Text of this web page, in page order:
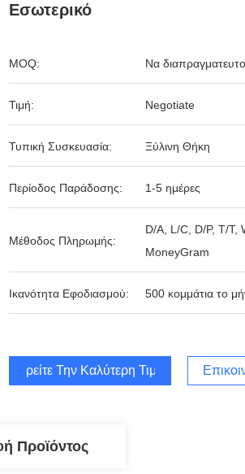
Εσωτερικό
MOQ: Να
Τιμή: Negotiate
Τυπική Συσκευασία: Ξύλινη Θήκη
Περίοδος Παράδοσης: 1-5 ημέρες
Μέθοδος Πληρωμής:
D/A, L/C, D/P, T/T,
MoneyGram
Ικανότητα Εφοδιασμού: 500 κομμάτια το
Βρείτε Την Καλύτερη Τιμή
Προϊόντος